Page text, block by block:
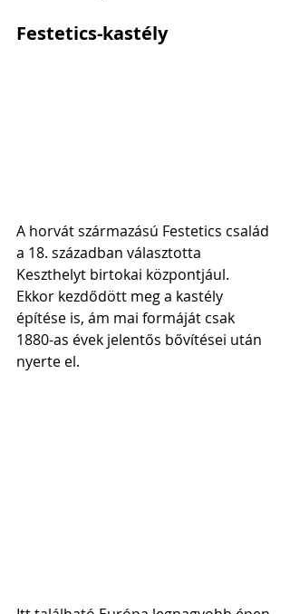
Festetics-kastély
A horvát származású Festetics család
a 18. században választotta
Keszthelyt birtokai központjául.
Ekkor kezdődött meg a kastély
építése is, ám mai formáját csak
1880-as évek jelentős bővítései után
nyerte el.